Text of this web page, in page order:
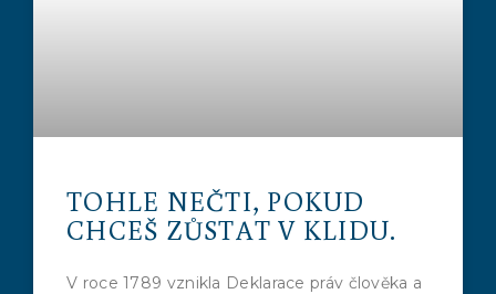
TOHLE NEČTI, POKUD
CHCEŠ ZŮSTAT V KLIDU.
V roce 1789 vznikla Deklarace práv člověka a